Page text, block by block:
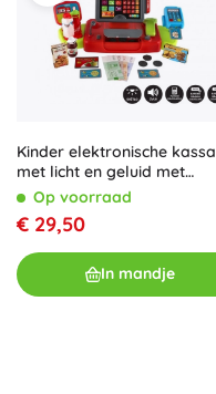
Kinder elektronische kassa
met licht en geluid met
accessoires
Op voorraad
€ 29,50
In mandje